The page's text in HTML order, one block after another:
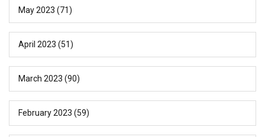
May 2023 (71)
April 2023 (51)
March 2023 (90)
February 2023 (59)